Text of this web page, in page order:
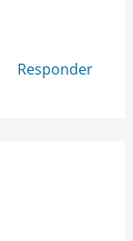
Responder